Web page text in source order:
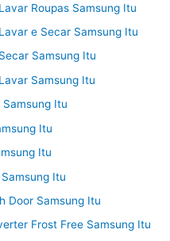
Roupas Samsung Itu
e Secar Samsung Itu
Samsung Itu
Samsung Itu
Itu
Itu
Itu
Itu
Door Samsung Itu
Frost Free Samsung Itu